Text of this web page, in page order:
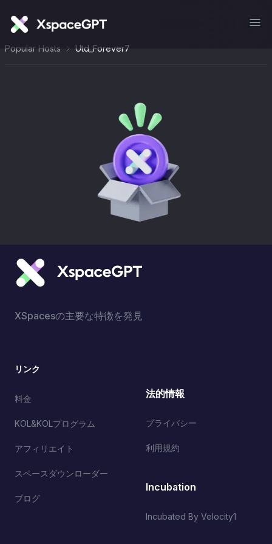
Popular Hosts Utd_Forever7
XSpacesの主要な特徴を発見
リンク
料金
KOL&KOLプログラム
アフィリエイト
スペースダウンローダー
ブログ
法的情報
プライバシー
利用規約
Incubation
Incubated By Velocity1